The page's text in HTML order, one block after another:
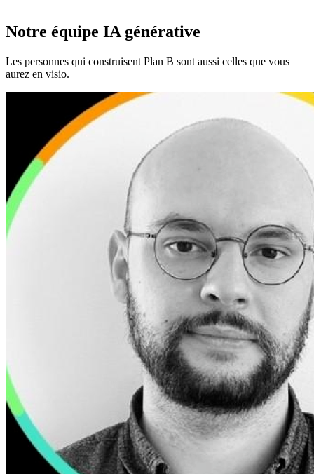
Notre équipe IA générative
Les personnes qui construisent Plan B sont aussi celles que vous
aurez en visio.